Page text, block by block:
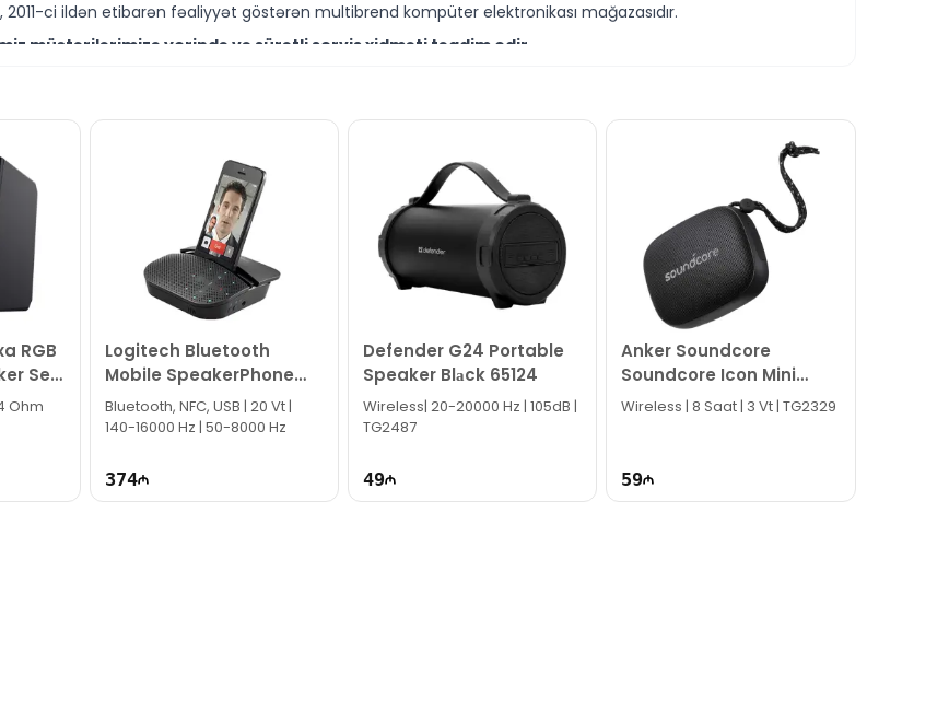
2011-ci ildən etibarən fəaliyyət göstərən multibrend kompüter elektronikası mağazasıdır.
müştərilərimizə yerində və sürətli servis xidməti təqdim edir.
modelini Bakıda sərfəli qiymətə NƏĞD, KÖÇÜRMƏ həmçinin KREDİT şərtləri ilə əldə edə
aksesuarları ilə bağlı suallarınızı saytımız vasitəsilə bizə yaza bilərsiniz.
mütəxəssislərimiz hər gün 10:00-19:00 saatlarında aktivdir.
modeli ilə bağlı bütün suallarınızı saytımızın canlı dəstək xəttində cavablandırmağa hər
ilə qeydiyyat edə və ya WhatsApp nömrəmizə mesaj göndərə bilərsiniz.
RGB
Set
Ohm
Logitech Bluetooth
Mobile SpeakerPhone
P710E
Bluetooth, NFC, USB | 20 Vt |
140-16000 Hz | 50-8000 Hz
374
Defender G24 Portable
Speaker Blаck 65124
Wireless| 20-20000 Hz | 105dB |
TG2487
49
Anker Soundcore
Soundcore Icon Mini
Black A3121
Wireless | 8 Saat | 3 Vt | TG2329
59